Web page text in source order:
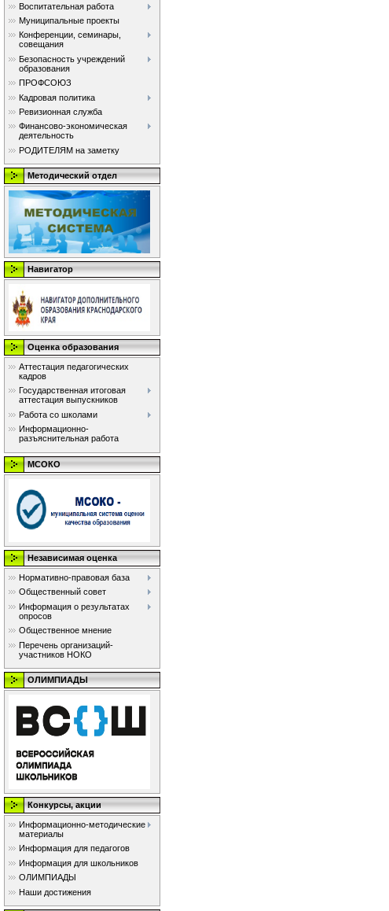
Воспитательная работа
Муниципальные проекты
Конференции, семинары,
совещания
Безопасность учреждений
образования
ПРОФСОЮЗ
Кадровая политика
Ревизионная служба
Финансово-экономическая
деятельность
РОДИТЕЛЯМ на заметку
Методический отдел
Навигатор
Оценка образования
Аттестация педагогических
кадров
Государственная итоговая
аттестация выпускников
Работа со школами
Информационно-
разъяснительная работа
МСОКО
Независимая оценка
Нормативно-правовая база
Общественный совет
Информация о результатах
опросов
Общественное мнение
Перечень организаций-
участников НОКО
ОЛИМПИАДЫ
Конкурсы, акции
Информационно-методические
материалы
Информация для педагогов
Информация для школьников
ОЛИМПИАДЫ
Наши достижения